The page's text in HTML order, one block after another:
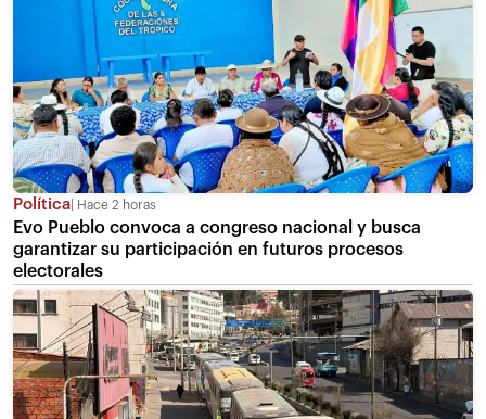
Política Hace 2 horas
Evo Pueblo convoca a congreso nacional y busca
garantizar su participación en futuros procesos
electorales